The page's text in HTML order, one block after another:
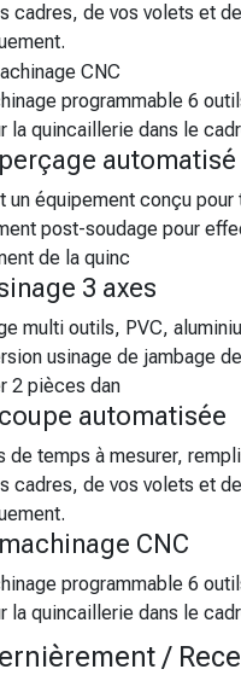
cadres, de vos volets et
programmable 6
la quincaillerie dans le
automatisé
un équipement conçu
post-soudage pour
de la quinc
3 axes
multi outils, PVC,
usinage de jambage
2 pièces dan
automatisée
de temps à mesurer,
cadres, de vos volets et
CNC
programmable 6
la quincaillerie dans le
/